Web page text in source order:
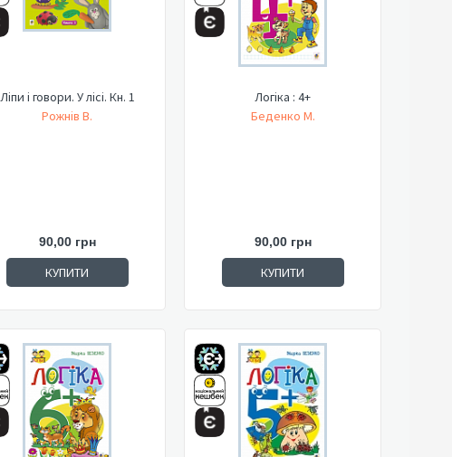
Ліпи і говори. У лісі. Кн. 1
Рожнів В.
90,00 грн
КУПИТИ
Логіка : 4+
Беденко М.
90,00 грн
КУПИТИ